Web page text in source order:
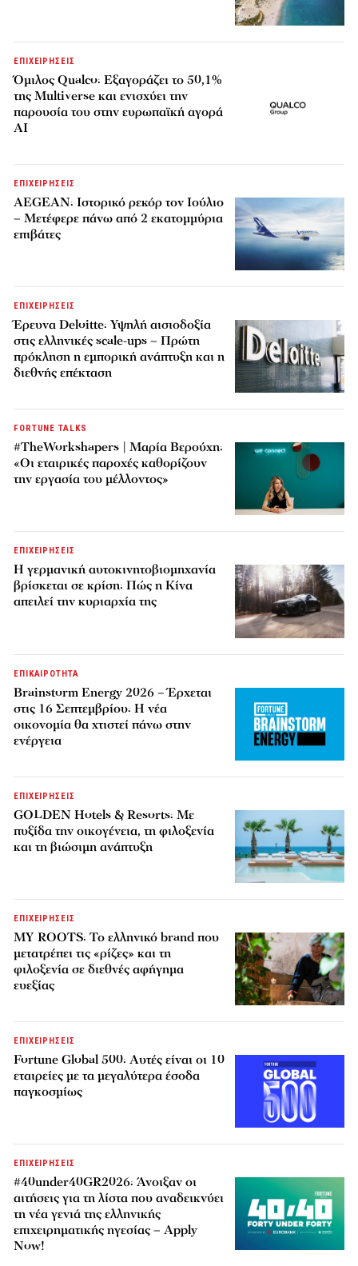
ΕΠΙΧΕΙΡΗΣΕΙΣ
Όμιλος Qualco: Εξαγοράζει το 50,1%
της Multiverse και ενισχύει την
παρουσία του στην ευρωπαϊκή αγορά
AI
ΕΠΙΧΕΙΡΗΣΕΙΣ
AEGEAN: Ιστορικό ρεκόρ τον Ιούλιο
– Μετέφερε πάνω από 2 εκατομμύρια
επιβάτες
ΕΠΙΧΕΙΡΗΣΕΙΣ
Έρευνα Deloitte: Υψηλή αισιοδοξία
στις ελληνικές scale-ups – Πρώτη
πρόκληση η εμπορική ανάπτυξη και η
διεθνής επέκταση
FORTUNE TALKS
#TheWorkshapers | Μαρία Βερούχη:
«Οι εταιρικές παροχές καθορίζουν
την εργασία του μέλλοντος»
ΕΠΙΧΕΙΡΗΣΕΙΣ
Η γερμανική αυτοκινητοβιομηχανία
βρίσκεται σε κρίση: Πώς η Κίνα
απειλεί την κυριαρχία της
ΕΠΙΚΑΙΡΟΤΗΤΑ
Brainstorm Energy 2026 – Έρχεται
στις 16 Σεπτεμβρίου: Η νέα
οικονομία θα χτιστεί πάνω στην
ενέργεια
ΕΠΙΧΕΙΡΗΣΕΙΣ
GOLDEN Hotels & Resorts: Με
πυξίδα την οικογένεια, τη φιλοξενία
και τη βιώσιμη ανάπτυξη
ΕΠΙΧΕΙΡΗΣΕΙΣ
MY ROOTS: Το ελληνικό brand που
μετατρέπει τις «ρίζες» και τη
φιλοξενία σε διεθνές αφήγημα
ευεξίας
ΕΠΙΧΕΙΡΗΣΕΙΣ
Fortune Global 500: Αυτές είναι οι 10
εταιρείες με τα μεγαλύτερα έσοδα
παγκοσμίως
ΕΠΙΧΕΙΡΗΣΕΙΣ
#40under40GR2026: Άνοιξαν οι
αιτήσεις για τη λίστα που αναδεικνύει
τη νέα γενιά της ελληνικής
επιχειρηματικής ηγεσίας – Apply
Now!